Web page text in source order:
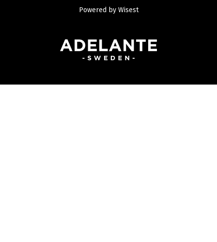
Powered by Wisest